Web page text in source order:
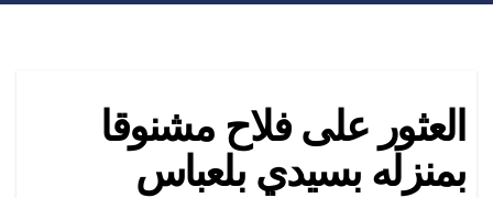
العثور على فلاح مشنوقا
بمنزله بسيدي بلعباس